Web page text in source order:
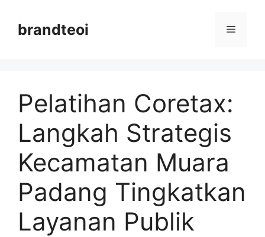
brandteoi Menu
Pelatihan Coretax:
Langkah Strategis
Kecamatan Muara
Padang Tingkatkan
Layanan Publik